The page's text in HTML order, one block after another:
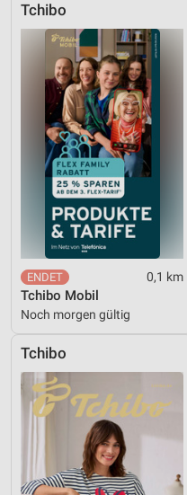
Tchibo
0,1 km
Tchibo Mobil
Noch morgen gültig
Tchibo